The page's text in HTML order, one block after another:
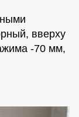
вверху
-70 мм,